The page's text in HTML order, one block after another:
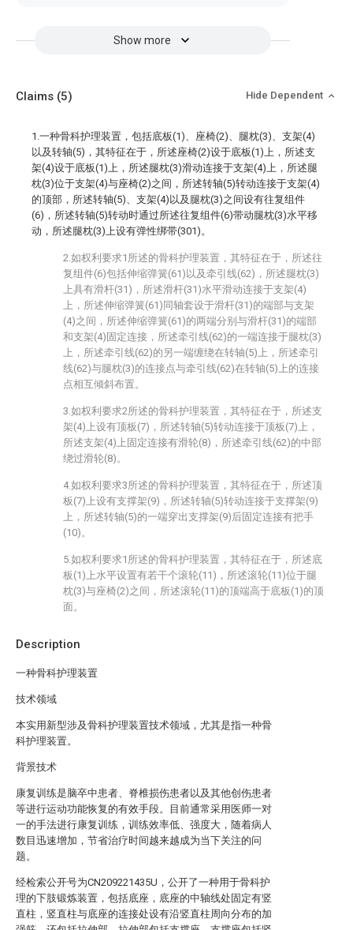
Show more
Description
一种骨科护理装置
技术领域
本实用新型涉及骨科护理装置技术领域，尤其是指一种骨
科护理装置。
背景技术
康复训练是脑卒中患者、脊椎损伤患者以及其他创伤患者
等进行运动功能恢复的有效手段。目前通常采用医师一对
一的手法进行康复训练，训练效率低、强度大，随着病人
数目迅速增加，节省治疗时间越来越成为当下关注的问
题。
经检索公开号为CN209221435U，公开了一种用于骨科护
理的下肢锻炼装置，包括底座，底座的中轴线处固定有竖
直柱，竖直柱与底座的连接处设有沿竖直柱周向分布的加
Claims (5) Hide Dependent
1.一种骨科护理装置，包括底板(1)、座椅(2)、腿枕(3)、支架(4)
以及转轴(5)，其特征在于，所述座椅(2)设于底板(1)上，所述支
架(4)设于底板(1)上，所述腿枕(3)滑动连接于支架(4)上，所述腿
枕(3)位于支架(4)与座椅(2)之间，所述转轴(5)转动连接于支架(4)
的顶部，所述转轴(5)、支架(4)以及腿枕(3)之间设有往复组件
(6)，所述转轴(5)转动时通过所述往复组件(6)带动腿枕(3)水平移
动，所述腿枕(3)上设有弹性绑带(301)。
2.如权利要求1所述的骨科护理装置，其特征在于，所述往
复组件(6)包括伸缩弹簧(61)以及牵引线(62)，所述腿枕(3)
上具有滑杆(31)，所述滑杆(31)水平滑动连接于支架(4)
上，所述伸缩弹簧(61)同轴套设于滑杆(31)的端部与支架
(4)之间，所述伸缩弹簧(61)的两端分别与滑杆(31)的端部
和支架(4)固定连接，所述牵引线(62)的一端连接于腿枕(3)
上，所述牵引线(62)的另一端缠绕在转轴(5)上，所述牵引
线(62)与腿枕(3)的连接点与牵引线(62)在转轴(5)上的连接
点相互倾斜布置。
3.如权利要求2所述的骨科护理装置，其特征在于，所述支
架(4)上设有顶板(7)，所述转轴(5)转动连接于顶板(7)上，
所述支架(4)上固定连接有滑轮(8)，所述牵引线(62)的中部
绕过滑轮(8)。
4.如权利要求3所述的骨科护理装置，其特征在于，所述顶
板(7)上设有支撑架(9)，所述转轴(5)转动连接于支撑架(9)
上，所述转轴(5)的一端穿出支撑架(9)后固定连接有把手
(10)。
5.如权利要求1所述的骨科护理装置，其特征在于，所述底
板(1)上水平设置有若干个滚轮(11)，所述滚轮(11)位于腿
枕(3)与座椅(2)之间，所述滚轮(11)的顶端高于底板(1)的顶
面。